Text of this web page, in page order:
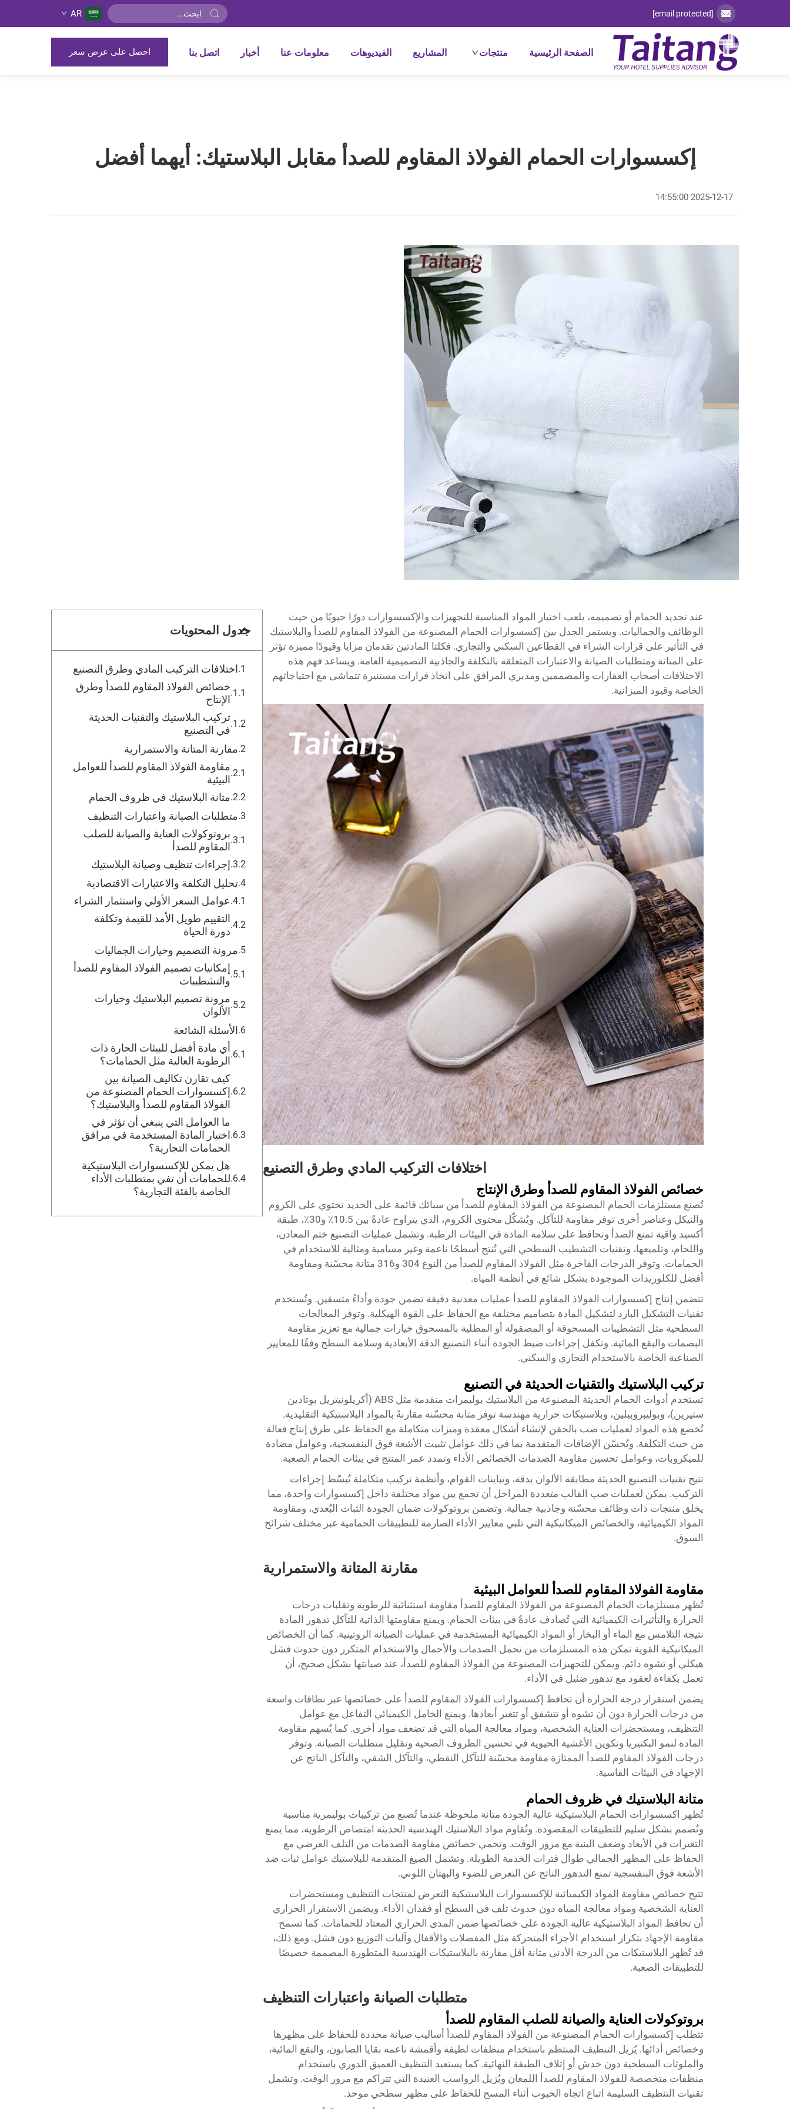
[email protected]
AR
الصفحة الرئيسية منتجات المشاريع الفيديوهات معلومات عنا أخبار اتصل بنا احصل على عرض سعر
إكسسوارات الحمام الفولاذ المقاوم للصدأ مقابل البلاستيك: أيهما أفضل
2025-12-17 14:55:00
عند تجديد الحمام أو تصميمه، يلعب اختيار المواد المناسبة للتجهيزات والإكسسوارات دورًا حيويًا من حيث
الوظائف والجماليات. ويستمر الجدل بين إكسسوارات الحمام المصنوعة من الفولاذ المقاوم للصدأ والبلاستيك
في التأثير على قرارات الشراء في القطاعين السكني والتجاري. فكلتا المادتين تقدمان مزايا وقيودًا مميزة تؤثر
على المتانة ومتطلبات الصيانة والاعتبارات المتعلقة بالتكلفة والجاذبية التصميمية العامة. ويساعد فهم هذه
الاختلافات أصحاب العقارات والمصممين ومديري المرافق على اتخاذ قرارات مستنيرة تتماشى مع احتياجاتهم
الخاصة وقيود الميزانية.
اختلافات التركيب المادي وطرق التصنيع
خصائص الفولاذ المقاوم للصدأ وطرق الإنتاج
تُصنع مستلزمات الحمام المصنوعة من الفولاذ المقاوم للصدأ من سبائك قائمة على الحديد تحتوي على الكروم
والنيكل وعناصر أخرى توفر مقاومة للتآكل. ويُشكّل محتوى الكروم، الذي يتراوح عادةً بين 10.5٪ و30٪، طبقة
أكسيد واقية تمنع الصدأ وتحافظ على سلامة المادة في البيئات الرطبة. وتشمل عمليات التصنيع ختم المعادن،
واللحام، وتلميعها، وتقنيات التشطيب السطحي التي تُنتج أسطحًا ناعمة وغير مسامية ومثالية للاستخدام في
الحمامات. وتوفر الدرجات الفاخرة مثل الفولاذ المقاوم للصدأ من النوع 304 و316 متانة محسّنة ومقاومة
أفضل للكلوريدات الموجودة بشكل شائع في أنظمة المياه.
تتضمن إنتاج إكسسوارات الفولاذ المقاوم للصدأ عمليات معدنية دقيقة تضمن جودة وأداءً متسقين. وتُستخدم
تقنيات التشكيل البارد لتشكيل المادة بتصاميم مختلفة مع الحفاظ على القوة الهيكلية. وتوفر المعالجات
السطحية مثل التشطيبات المسحوقة أو المصقولة أو المطلية بالمسحوق خيارات جمالية مع تعزيز مقاومة
البصمات والبقع المائية. وتكفل إجراءات ضبط الجودة أثناء التصنيع الدقة الأبعادية وسلامة السطح وفقًا للمعايير
الصناعية الخاصة بالاستخدام التجاري والسكني.
تركيب البلاستيك والتقنيات الحديثة في التصنيع
تستخدم أدوات الحمام الحديثة المصنوعة من البلاستيك بوليمرات متقدمة مثل ABS (أكريلونيتريل بوتادين
ستيرين)، وبوليبروبيلين، وبلاستيكات حرارية مهندسة توفر متانة محسّنة مقارنةً بالمواد البلاستيكية التقليدية.
تُخضع هذه المواد لعمليات صب بالحقن لإنشاء أشكال معقدة وميزات متكاملة مع الحفاظ على طرق إنتاج فعالة
من حيث التكلفة. وتُحسّن الإضافات المتقدمة بما في ذلك عوامل تثبيت الأشعة فوق البنفسجية، وعوامل مضادة
للميكروبات، وعوامل تحسين مقاومة الصدمات الخصائص الأداء وتمدد عمر المنتج في بيئات الحمام الصعبة.
تتيح تقنيات التصنيع الحديثة مطابقة الألوان بدقة، وتباينات القوام، وأنظمة تركيب متكاملة تُبسّط إجراءات
التركيب. يمكن لعمليات صب القالب متعددة المراحل أن تجمع بين مواد مختلفة داخل إكسسوارات واحدة، مما
يخلق منتجات ذات وظائف محسّنة وجاذبية جمالية. وتضمن بروتوكولات ضمان الجودة الثبات البُعدي، ومقاومة
المواد الكيميائية، والخصائص الميكانيكية التي تلبي معايير الأداء الصارمة للتطبيقات الحمامية عبر مختلف شرائح
السوق.
مقارنة المتانة والاستمرارية
مقاومة الفولاذ المقاوم للصدأ للعوامل البيئية
تُظهر مستلزمات الحمام المصنوعة من الفولاذ المقاوم للصدأ مقاومة استثنائية للرطوبة وتقلبات درجات
الحرارة والتأثيرات الكيميائية التي تُصادف عادةً في بيئات الحمام. ويمنع مقاومتها الذاتية للتآكل تدهور المادة
نتيجة التلامس مع الماء أو البخار أو المواد الكيميائية المستخدمة في عمليات الصيانة الروتينية. كما أن الخصائص
الميكانيكية القوية تمكن هذه المستلزمات من تحمل الصدمات والأحمال والاستخدام المتكرر دون حدوث فشل
هيكلي أو تشوه دائم. ويمكن للتجهيزات المصنوعة من الفولاذ المقاوم للصدأ، عند صيانتها بشكل صحيح، أن
تعمل بكفاءة لعقود مع تدهور ضئيل في الأداء.
يضمن استقرار درجة الحرارة أن تحافظ إكسسوارات الفولاذ المقاوم للصدأ على خصائصها عبر نطاقات واسعة
من درجات الحرارة دون أن تشوه أو تتشقق أو تتغير أبعادها. ويمنع الخامل الكيميائي التفاعل مع عوامل
التنظيف، ومستحضرات العناية الشخصية، ومواد معالجة المياه التي قد تضعف مواد أخرى. كما يُسهم مقاومة
المادة لنمو البكتيريا وتكوين الأغشية الحيوية في تحسين الظروف الصحية وتقليل متطلبات الصيانة. وتوفر
درجات الفولاذ المقاوم للصدأ الممتازة مقاومة محسّنة للتآكل النقطي، والتآكل الشقي، والتآكل الناتج عن
الإجهاد في البيئات القاسية.
متانة البلاستيك في ظروف الحمام
تُظهر اكسسوارات الحمام البلاستيكية عالية الجودة متانة ملحوظة عندما تُصنع من تركيبات بوليمرية مناسبة
وتُصمم بشكل سليم للتطبيقات المقصودة. وتُقاوم مواد البلاستيك الهندسية الحديثة امتصاص الرطوبة، مما يمنع
التغيرات في الأبعاد وضعف البنية مع مرور الوقت. وتحمي خصائص مقاومة الصدمات من التلف العرضي مع
الحفاظ على المظهر الجمالي طوال فترات الخدمة الطويلة. وتشمل الصيغ المتقدمة للبلاستيك عوامل ثبات ضد
الأشعة فوق البنفسجية تمنع التدهور الناتج عن التعرض للضوء والبهتان اللوني.
تتيح خصائص مقاومة المواد الكيميائية للإكسسوارات البلاستيكية التعرض لمنتجات التنظيف ومستحضرات
العناية الشخصية ومواد معالجة المياه دون حدوث تلف في السطح أو فقدان الأداء. ويضمن الاستقرار الحراري
أن تحافظ المواد البلاستيكية عالية الجودة على خصائصها ضمن المدى الحراري المعتاد للحمامات. كما تسمح
مقاومة الإجهاد بتكرار استخدام الأجزاء المتحركة مثل المفصلات والأقفال وآليات التوزيع دون فشل. ومع ذلك،
قد تُظهر البلاستيكات من الدرجة الأدنى متانة أقل مقارنة بالبلاستيكات الهندسية المتطورة المصممة خصيصًا
للتطبيقات الصعبة.
متطلبات الصيانة واعتبارات التنظيف
بروتوكولات العناية والصيانة للصلب المقاوم للصدأ
تتطلب إكسسوارات الحمام المصنوعة من الفولاذ المقاوم للصدأ أساليب صيانة محددة للحفاظ على مظهرها
وخصائص أدائها. يُزيل التنظيف المنتظم باستخدام منظفات لطيفة وأقمشة ناعمة بقايا الصابون، والبقع المائية،
والملوثات السطحية دون خدش أو إتلاف الطبقة النهائية. كما يستعيد التنظيف العميق الدوري باستخدام
منظفات متخصصة للفولاذ المقاوم للصدأ اللمعان ويُزيل الرواسب العنيدة التي تتراكم مع مرور الوقت. وتشمل
تقنيات التنظيف السليمة اتباع اتجاه الحبوب أثناء المسح للحفاظ على مظهر سطحي موحد.
جدول المحتويات
اختلافات التركيب المادي وطرق التصنيع
خصائص الفولاذ المقاوم للصدأ وطرق
الإنتاج
تركيب البلاستيك والتقنيات الحديثة
في التصنيع
مقارنة المتانة والاستمرارية
مقاومة الفولاذ المقاوم للصدأ للعوامل
البيئية
متانة البلاستيك في ظروف الحمام
متطلبات الصيانة واعتبارات التنظيف
بروتوكولات العناية والصيانة للصلب
المقاوم للصدأ
إجراءات تنظيف وصيانة البلاستيك
تحليل التكلفة والاعتبارات الاقتصادية
عوامل السعر الأولي واستثمار الشراء
التقييم طويل الأمد للقيمة وتكلفة
دورة الحياة
مرونة التصميم وخيارات الجماليات
إمكانيات تصميم الفولاذ المقاوم للصدأ
والتشطيبات
مرونة تصميم البلاستيك وخيارات
الألوان
الأسئلة الشائعة
أي مادة أفضل للبيئات الحارة ذات
الرطوبة العالية مثل الحمامات؟
كيف تقارن تكاليف الصيانة بين
إكسسوارات الحمام المصنوعة من
الفولاذ المقاوم للصدأ والبلاستيك؟
ما العوامل التي ينبغي أن تؤثر في
اختيار المادة المستخدمة في مرافق
الحمامات التجارية؟
هل يمكن للإكسسوارات البلاستيكية
للحمامات أن تفي بمتطلبات الأداء
الخاصة بالفئة التجارية؟